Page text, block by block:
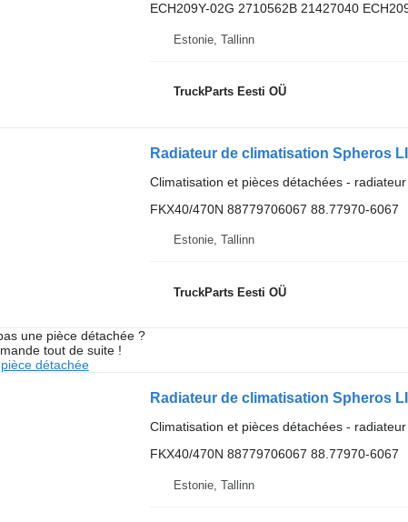
ECH209Y-02G 2710562B 21427040
Estonie, Tallinn
TruckParts Eesti OÜ
Radiateur de climatisation Spheros
Climatisation et pièces détachées -
FKX40/470N 88779706067 88.77970-6067
Estonie, Tallinn
TruckParts Eesti OÜ
une pièce détachée ?
tout de suite !
détachée
Radiateur de climatisation Spheros
Climatisation et pièces détachées -
FKX40/470N 88779706067 88.77970-6067
Estonie, Tallinn